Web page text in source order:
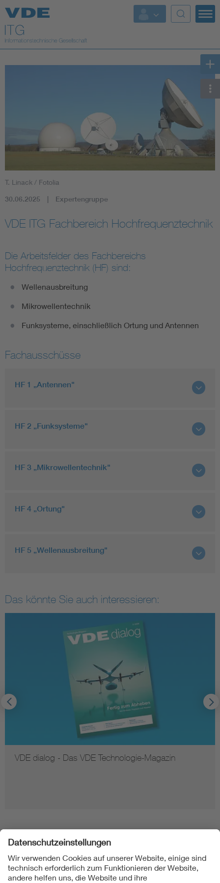
Top Themen
Fokusthemen
Microelectronics
T. Linack / Fotolia
30.06.2025 Expertengruppe
VDE ITG Fachbereich Hochfrequenztechnik
Die Arbeitsfelder des Fachbereichs
Hochfrequenztechnik (HF) sind:
Wellenausbreitung
Mikrowellentechnik
Funksysteme, einschließlich Ortung und Antennen
Fachausschüsse
HF 1 „Antennen"
HF 2 „Funksysteme"
HF 3 „Mikrowellentechnik"
HF 4 „Ortung"
HF 5 „Wellenausbreitung"
Das könnte Sie auch interessieren:
VDE dialog - Das VDE Technologie-Magazin
Folgen Sie uns